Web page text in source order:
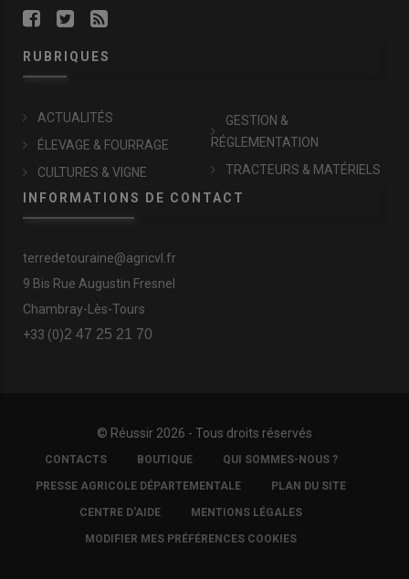
RUBRIQUES
ACTUALITÉS
ÉLEVAGE & FOURRAGE
CULTURES & VIGNE
GESTION &
RÉGLEMENTATION
TRACTEURS & MATÉRIELS
INFORMATIONS DE CONTACT
terredetouraine@agricvl.fr
9 Bis Rue Augustin Fresnel
Chambray-Lès-Tours
+33 (0)2 47 25 21 70
© Réussir 2026 - Tous droits réservés
FOOTER
COPYRIGHT
CONTACTS BOUTIQUE QUI SOMMES-NOUS ?
PRESSE AGRICOLE DÉPARTEMENTALE PLAN DU SITE
CENTRE D'AIDE MENTIONS LÉGALES
MODIFIER MES PRÉFÉRENCES COOKIES